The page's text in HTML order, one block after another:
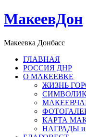
МакеевДон
Макеевка Донбасс
ГЛАВНАЯ
РОССИЯ ДНР
О МАКЕЕВКЕ
ЖИЗНЬ
КАРТА
НАГРАДЫ